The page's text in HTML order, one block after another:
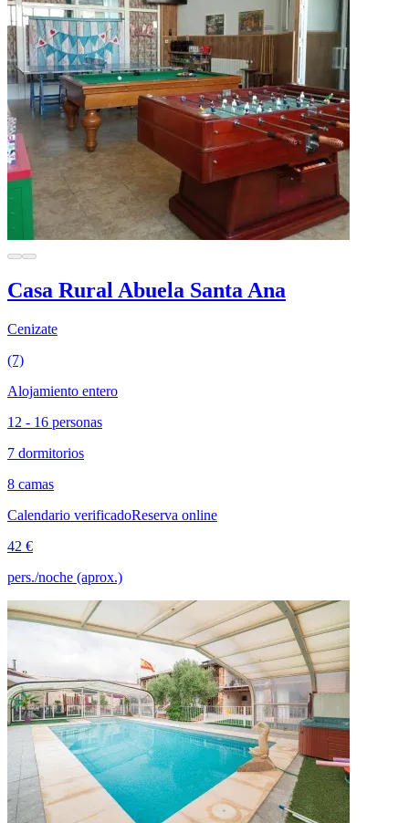
Casa Rural Abuela Santa Ana
Cenizate
(7)
Alojamiento entero
12 - 16 personas
7 dormitorios
8 camas
Calendario verificadoReserva online
42 €
pers./noche (aprox.)